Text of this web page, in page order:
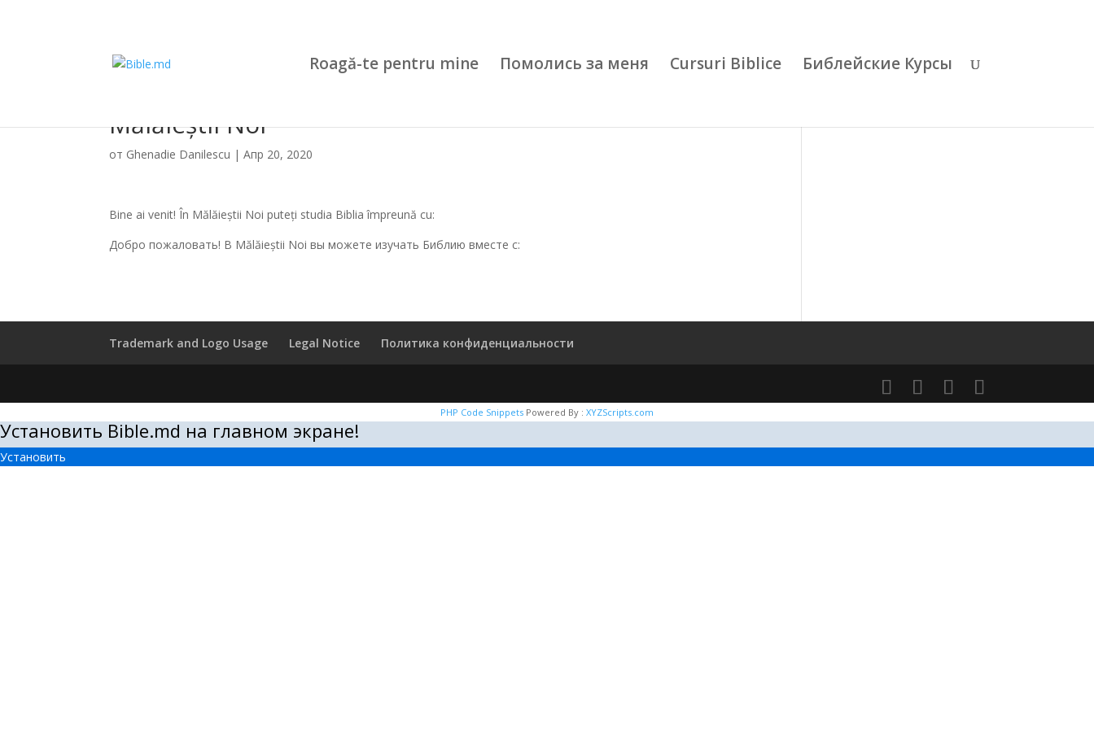
Roagă-te pentru mine Помолись за меня Cursuri Biblice Библейские Курсы
Mălăieștii Noi
от Ghenadie Danilescu |Апр 20, 2020
Bine ai venit! În Mălăieștii Noi puteți studia Biblia împreună cu:
Добро пожаловать! В Mălăieștii Noi вы можете изучать Библию вместе с:
Trademark and Logo Usage Legal Notice Политика конфиденциальности
PHP Code Snippets Powered By : XYZScripts.com
Установить Bible.md на главном экране!
Установить